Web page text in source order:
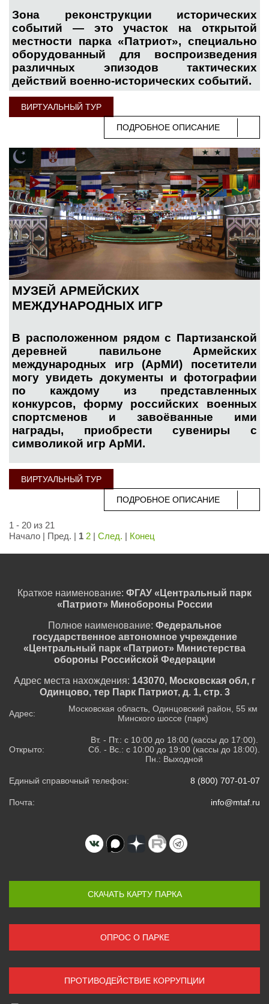
Зона реконструкции исторических
событий — это участок на открытой
местности парка «Патриот», специально
оборудованный для воспроизведения
различных эпизодов тактических
действий военно-исторических событий.
ВИРТУАЛЬНЫЙ ТУР
ПОДРОБНОЕ ОПИСАНИЕ
МУЗЕЙ АРМЕЙСКИХ
МЕЖДУНАРОДНЫХ ИГР
В расположенном рядом с Партизанской
деревней павильоне Армейских
международных игр (АрМИ) посетители
могу увидеть документы и фотографии
по каждому из представленных
конкурсов, форму российских военных
спортсменов и завоёванные ими
награды, приобрести сувениры с
символикой игр АрМИ.
ВИРТУАЛЬНЫЙ ТУР
ПОДРОБНОЕ ОПИСАНИЕ
1 - 20 из 21
Начало | Пред. | 1 2 | След. | Конец
Краткое наименование: ФГАУ «Центральный парк
«Патриот» Минобороны России
Полное наименование: Федеральное
государственное автономное учреждение
«Центральный парк «Патриот» Министерства
обороны Российской Федерации
Адрес места нахождения: 143070, Московская обл, г
Одинцово, тер Парк Патриот, д. 1, стр. 3
Адрес:
Московская область, Одинцовский район, 55 км
Минского шоссе (парк)
Открыто:
Вт. - Пт.: с 10:00 до 18:00 (кассы до 17:00).
Сб. - Вс.: с 10:00 до 19:00 (кассы до 18:00).
Пн.: Выходной
Единый справочный телефон: 8 (800) 707-01-07
Почта: info@mtaf.ru
СКАЧАТЬ КАРТУ ПАРКА
ОПРОС О ПАРКЕ
ПРОТИВОДЕЙСТВИЕ КОРРУПЦИИ